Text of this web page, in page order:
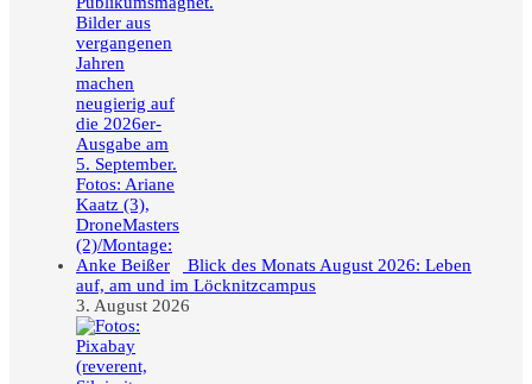
Blick des Monats August 2026: Leben
auf, am und im Löcknitzcampus
3. August 2026